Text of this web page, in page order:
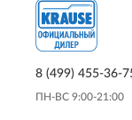
8 (499) 455-36-
ПН-ВС 9:00-21:00